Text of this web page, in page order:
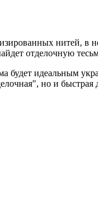
нитей, в
отделочную
будет идеальным
но и